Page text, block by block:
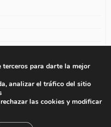
para darte la mejor
analizar el tráfico del sitio
las cookies y modificar